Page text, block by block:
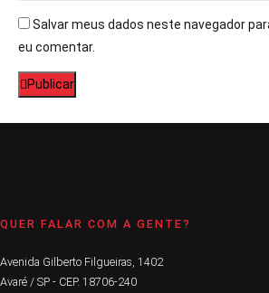
Salvar meus dados neste navegador
eu comentar.
Publicar
QUER FALAR COM A GENTE?
Avenida Gilberto Filgueiras, 1402
Avaré / SP - CEP. 18706-240